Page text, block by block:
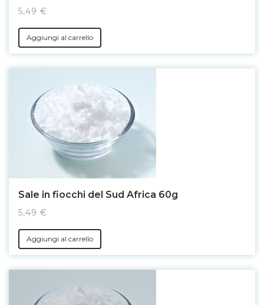
5,49 €
Aggiungi al carrello
Sale in fiocchi del Sud Africa 60g
5,49 €
Aggiungi al carrello